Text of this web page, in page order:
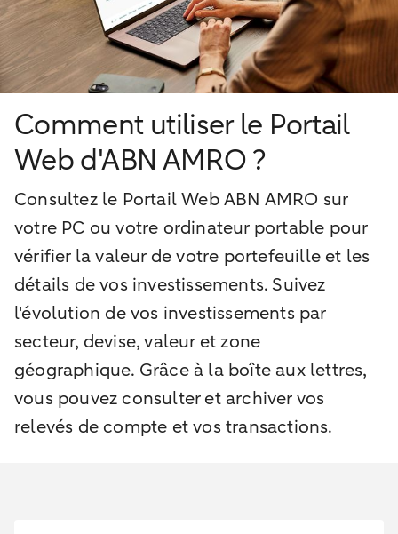
Comment utiliser le Portail
Web d'ABN AMRO ?
Consultez le Portail Web ABN AMRO sur
votre PC ou votre ordinateur portable pour
vérifier la valeur de votre portefeuille et les
détails de vos investissements. Suivez
l'évolution de vos investissements par
secteur, devise, valeur et zone
géographique. Grâce à la boîte aux lettres,
vous pouvez consulter et archiver vos
relevés de compte et vos transactions.